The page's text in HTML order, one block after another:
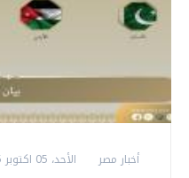
أخبار مصر الأحد، 05 اكتوبر 2025 11:38 ص